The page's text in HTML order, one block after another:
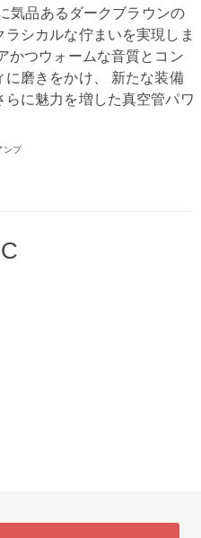
気品あるダークブラウンの
シカルな佇まいを実現しま
かつウォームな音質とコン
磨きをかけ、 新たな装備
に魅力を増した真空管パワ
ンプ